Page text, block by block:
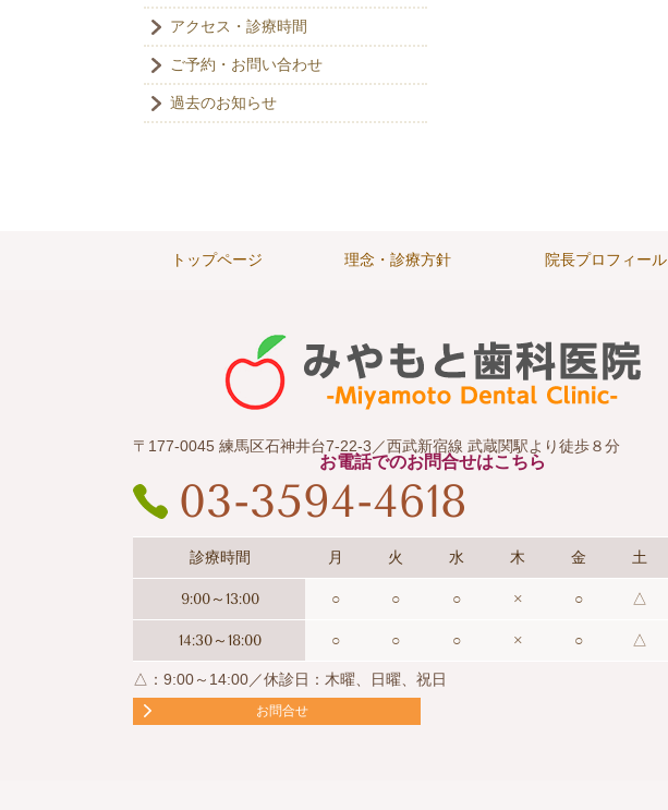
アクセス・診療時間
ご予約・お問い合わせ
過去のお知らせ
トップページ 理念・診療方針 院長プロフィール
〒177-0045 練馬区石神井台7-22-3／西武新宿線 武蔵関駅より徒歩８分
お電話でのお問合せはこちら
03-3594-4618
診療時間 月 火 水 木 金 土
9:00～13:00 ○ ○ ○ × ○ △
14:30～18:00 ○ ○ ○ × ○ △
△：9:00～14:00／休診日：木曜、日曜、祝日
お問合せ